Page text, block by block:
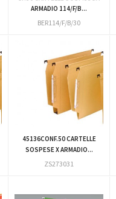
ARMADIO 114/F/B...
BER114/F/B/30
45136CONF.50 CARTELLE
SOSPESE X ARMADIO...
ZS273031